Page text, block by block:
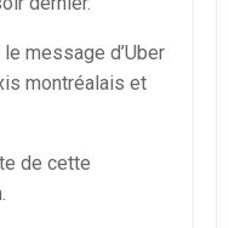
message d’Uber
montréalais et
de cette